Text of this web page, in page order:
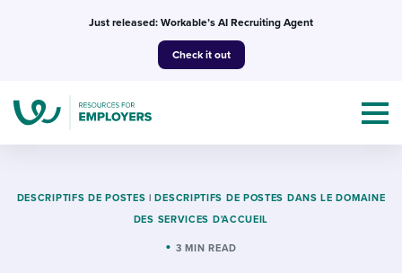
Just released: Workable’s AI Recruiting Agent
Check it out
Topics
DESCRIPTIFS DE POSTES | DESCRIPTIFS DE POSTES DANS LE DOMAINE
DES SERVICES D'ACCUEIL
3 MIN READ